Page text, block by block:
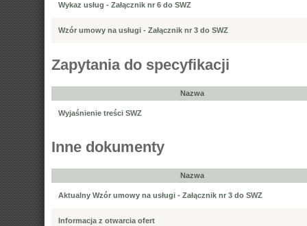
Wykaz usług - Załącznik nr 6 do SWZ
Wzór umowy na usługi - Załącznik nr 3 do SWZ
Zapytania do specyfikacji
Nazwa
Wyjaśnienie treści SWZ
Inne dokumenty
Nazwa
Aktualny Wzór umowy na usługi - Załącznik nr 3 do SWZ
Informacja z otwarcia ofert